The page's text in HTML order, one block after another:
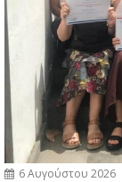
6 Αυγούστου 2026